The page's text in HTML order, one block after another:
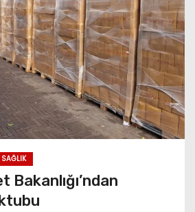
SAĞLIK
Bakanlığı’ndan